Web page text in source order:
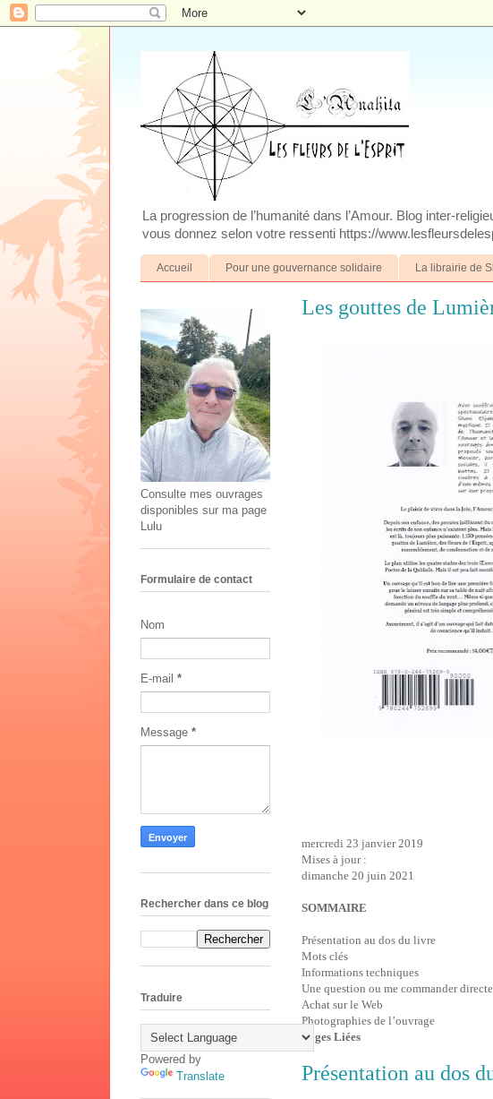
La progression de l’humanité dans l’Amour. Blog inter-
vous donnez selon votre ressenti https://
Accueil Pour une gouvernance solidaire La librairie de
Les gouttes de
mercredi 23 janvier 2019
Mises à jour :
dimanche 20 juin 2021
SOMMAIRE
Présentation au dos du livre
Mots clés
Informations techniques
Une question ou me commander
Achat sur le Web
Photographies de l’ouvrage
Pages Liées
Présentation au dos
Consulte mes ouvrages
disponibles sur ma page
Lulu
Formulaire de contact
Nom
E-mail *
Message *
Rechercher dans ce blog
Traduire
Powered by
Translate